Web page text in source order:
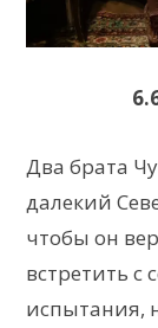
Два брата
далекий
чтобы он
встретить с
испытания,